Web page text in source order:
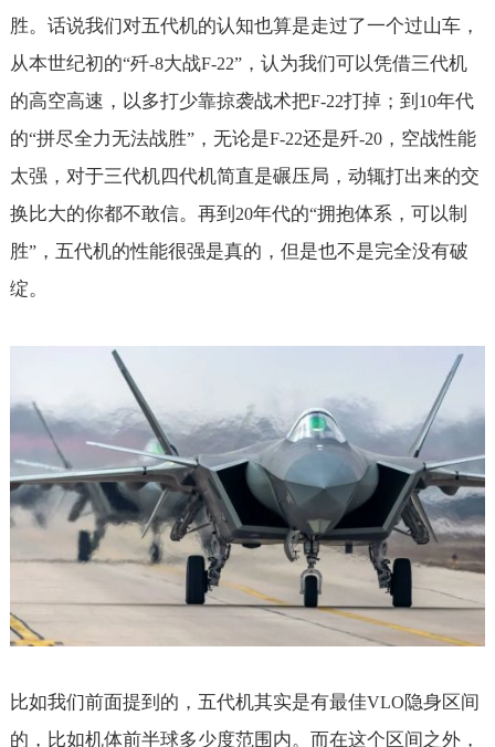
胜。话说我们对五代机的认知也算是走过了一个过山车，
从本世纪初的“歼-8大战F-22”，认为我们可以凭借三代机
的高空高速，以多打少靠掠袭战术把F-22打掉；到 10年代
的“拼尽全力无法战胜”，无论是F-22还是歼-20，空战性能
太强，对于三代机四代机简直是碾压局，动辄打出来的交
换比大的你都不敢信。再到 20年代的“拥抱体系，可以制
胜”，五代机的性能很强是真的，但是也不是完全没有破
绽。
比如我们前面提到的，五代机其实是有最佳VLO隐身区间
的，比如机体前半球多少度范围内。而在这个区间之外，